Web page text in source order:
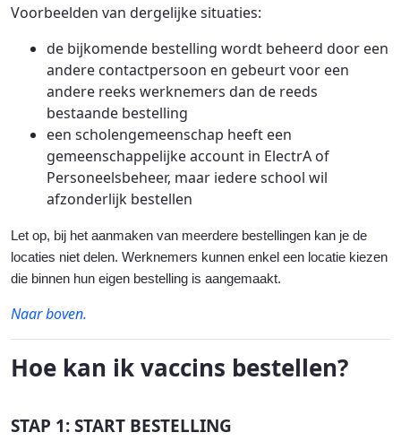
Voorbeelden van dergelijke situaties:
de bijkomende bestelling wordt beheerd door een
andere contactpersoon en gebeurt voor een
andere reeks werknemers dan de reeds
bestaande bestelling
een scholengemeenschap heeft een
gemeenschappelijke account in ElectrA of
Personeelsbeheer, maar iedere school wil
afzonderlijk bestellen
Let op, bij het aanmaken van meerdere bestellingen kan je de
locaties niet delen. Werknemers kunnen enkel een locatie kiezen
die binnen hun eigen bestelling is aangemaakt.
Naar boven.
Hoe kan ik vaccins bestellen?
STAP 1: START BESTELLING